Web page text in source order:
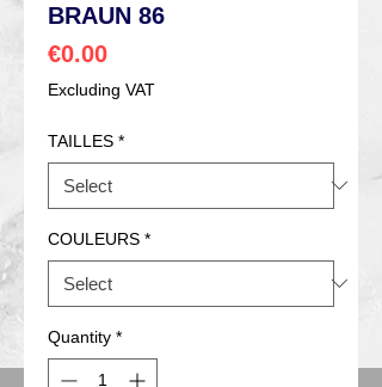
BRAUN 86
€0.00Price
Excluding VAT
TAILLES *
COULEURS *
Quantity *